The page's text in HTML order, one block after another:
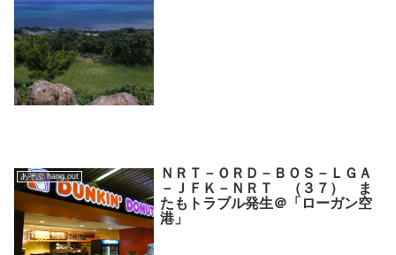
あそぶ hang out
ＮＲＴ－ＯＲＤ－ＢＯＳ－ＬＧＡ
－ＪＦＫ－ＮＲＴ （３７） ま
たもトラブル発生＠「ローガン空
港」